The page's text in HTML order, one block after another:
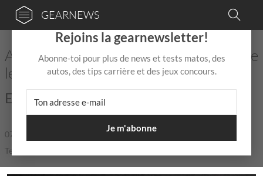
GEARNEWS
Après le Party Mix III, Numark présente
le contrôleur Mixtrack Go
Encore du nouveau chez Numark !
07 Juil |
Temps de lecture: 1 min
×
Rejoins la gearnewsletter!
Abonne-toi pour plus de news et tests matos, des
autos, des tips carrière et des jeux concours.
Je m'abonne